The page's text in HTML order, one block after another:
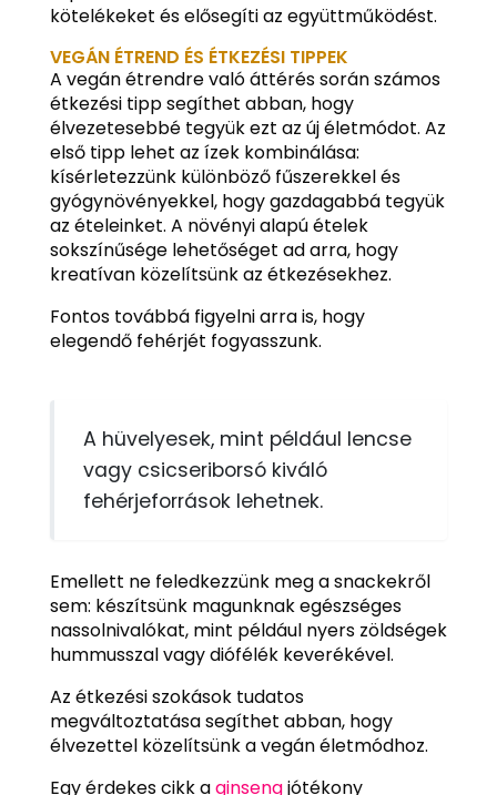
kötelékeket és elősegíti az együttműködést.
VEGÁN ÉTREND ÉS ÉTKEZÉSI TIPPEK
A vegán étrendre való áttérés során számos
étkezési tipp segíthet abban, hogy
élvezetesebbé tegyük ezt az új életmódot. Az
első tipp lehet az ízek kombinálása:
kísérletezzünk különböző fűszerekkel és
gyógynövényekkel, hogy gazdagabbá tegyük
az ételeinket. A növényi alapú ételek
sokszínűsége lehetőséget ad arra, hogy
kreatívan közelítsünk az étkezésekhez.
Fontos továbbá figyelni arra is, hogy
elegendő fehérjét fogyasszunk.
A hüvelyesek, mint például lencse
vagy csicseriborsó kiváló
fehérjeforrások lehetnek.
Emellett ne feledkezzünk meg a snackekről
sem: készítsünk magunknak egészséges
nassolnivalókat, mint például nyers zöldségek
hummusszal vagy diófélék keverékével.
Az étkezési szokások tudatos
megváltoztatása segíthet abban, hogy
élvezettel közelítsünk a vegán életmódhoz.
Egy érdekes cikk aginsengjótékony